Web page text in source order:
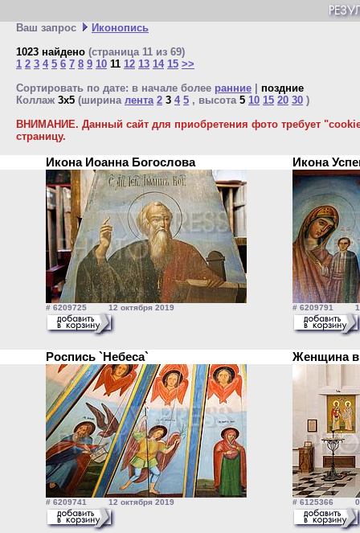
Ваш запрос
Иконопись
1023 найдено (страница 11 из 69)
1 2 3 4 5 6 7 8 9 10 11 12 13 14 15 >>
Сортировать по дате: в начале более ранние
поздние
Коллаж 3x5 (ширина лента 2 3 4 5 , высота 5 10 15 20 30 )
ВНИМАНИЕ. Данный сайт для приобретения фото требует
страницу.
Икона Иоанна Богослова Икона
# 6209725 12 октября 2019 # 6209791 12
Роспись `Небеса` Женщина
# 6209741 12 октября 2019 # 6125366 04